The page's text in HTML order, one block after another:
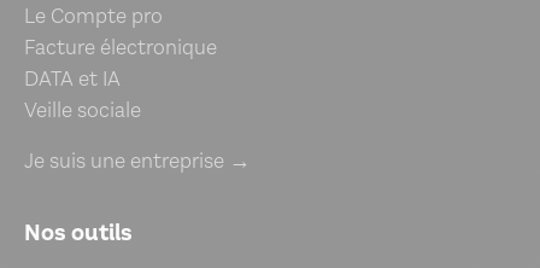
Le Compte pro
Facture électronique
DATA et IA
Veille sociale
Je suis une entreprise →
Nos outils